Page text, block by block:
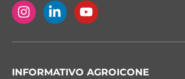
INFORMATIVO AGROICONE